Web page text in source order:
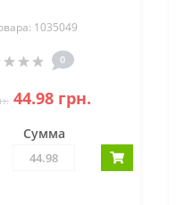
1035049
0
44.98 грн.
Сумма